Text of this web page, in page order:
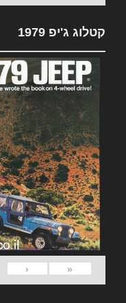
קטלוג ג'יפ 1979
«
‹